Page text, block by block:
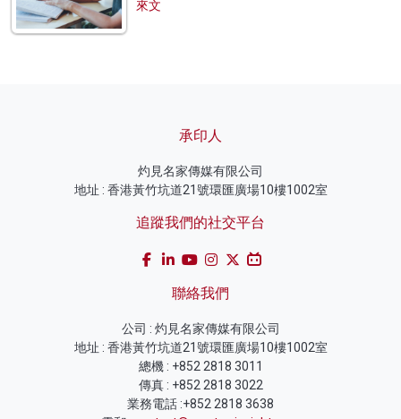
來文
承印人
灼見名家傳媒有限公司
地址 : 香港黃竹坑道21號環匯廣場10樓1002室
追蹤我們的社交平台
聯絡我們
公司 : 灼見名家傳媒有限公司
地址 : 香港黃竹坑道21號環匯廣場10樓1002室
總機 : +852 2818 3011
傳真 : +852 2818 3022
業務電話 :+852 2818 3638